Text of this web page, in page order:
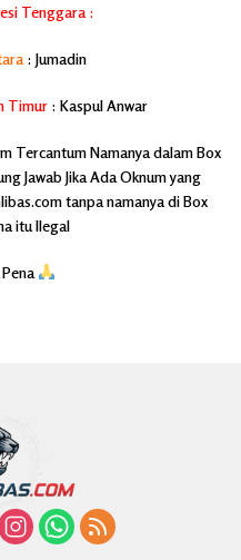
Tenggara :
: Jumadin
Timur: Kaspul Anwar
Tercantum Namanya dalam Box
Jawab Jika Ada Oknum yang
tanpa namanya di Box
itu Ilegal